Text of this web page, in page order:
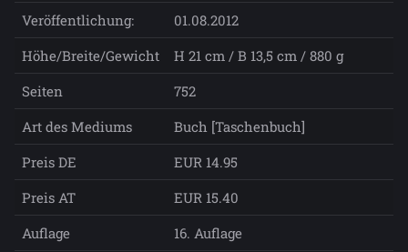
Veröffentlichung:
01.08.2012
Höhe/Breite/Gewicht
H 21 cm / B 13,5 cm / 880 g
Seiten
752
Art des Mediums
Buch [Taschenbuch]
Preis DE
EUR 14.95
Preis AT
EUR 15.40
Auflage
16. Auflage